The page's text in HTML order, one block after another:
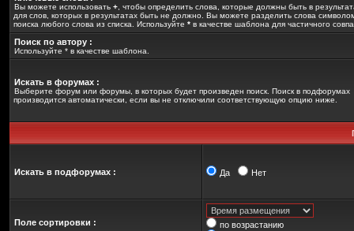
Вы можете использовать + , чтобы определить слова, которые должны быть в
для слов, которых в результатах быть не должно. Вы можете разделить слова
поиска любого слова из списка. Используйте * в качестве шаблона для частичного
Поиск по автору :
Используйте * в качестве шаблона.
Искать в форумах :
Выберите форум или форумы, в которых будет произведен поиск. Поиск в подфорумах
производится автоматически, если вы не отключили соответствующую опцию ниже.
Искать в подфорумах : Да Нет
Поле сортировки :
по возрастанию